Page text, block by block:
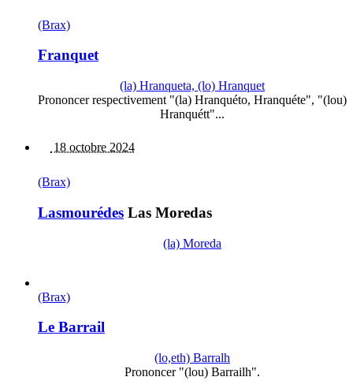
(Brax)
Franquet
(la) Hranqueta, (lo) Hranquet
Prononcer respectivement "(la) Hranquéto, Hranquéte", "(lou)
Hranquétt"...
18 octobre 2024
(Brax)
Lasmourédes Las Moredas
(la) Moreda
(Brax)
Le Barrail
(lo,eth) Barralh
Prononcer "(lou) Barrailh".